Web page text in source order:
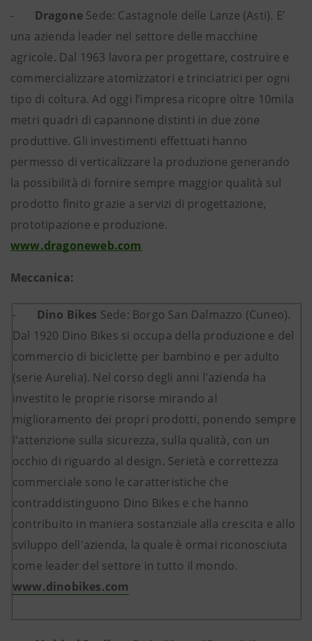
- Dragone Sede: Castagnole delle Lanze (Asti). E’
una azienda leader nel settore delle macchine
agricole. Dal 1963 lavora per progettare, costruire e
commercializzare atomizzatori e trinciatrici per ogni
tipo di coltura. Ad oggi l’impresa ricopre oltre 10mila
metri quadri di capannone distinti in due zone
produttive. Gli investimenti effettuati hanno
permesso di verticalizzare la produzione generando
la possibilità di fornire sempre maggior qualità sul
prodotto finito grazie a servizi di progettazione,
prototipazione e produzione.
www.dragoneweb.com
Meccanica:
- Dino Bikes Sede: Borgo San Dalmazzo (Cuneo).
Dal 1920 Dino Bikes si occupa della produzione e del
commercio di biciclette per bambino e per adulto
(serie Aurelia). Nel corso degli anni l'azienda ha
investito le proprie risorse mirando al
miglioramento dei propri prodotti, ponendo sempre
l'attenzione sulla sicurezza, sulla qualità, con un
occhio di riguardo al design. Serietà e correttezza
commerciale sono le caratteristiche che
contraddistinguono Dino Bikes e che hanno
contribuito in maniera sostanziale alla crescita e allo
sviluppo dell'azienda, la quale è ormai riconosciuta
come leader del settore in tutto il mondo.
www.dinobikes.com